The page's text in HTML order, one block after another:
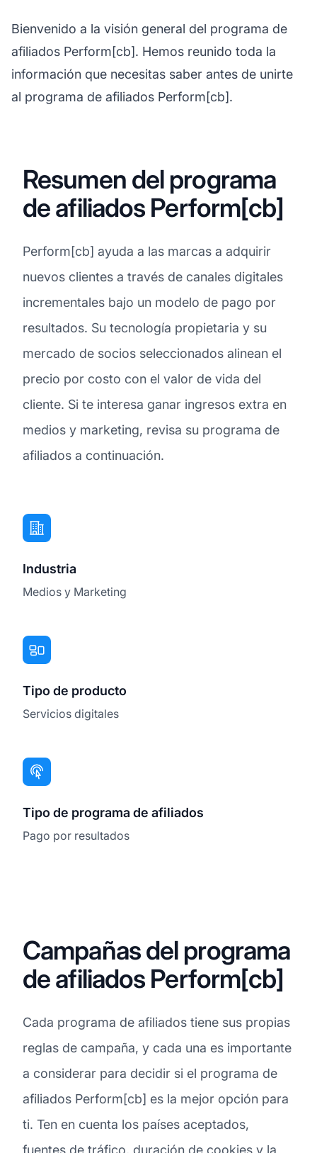
Bienvenido a la visión general del programa de
afiliados Perform[cb]. Hemos reunido toda la
información que necesitas saber antes de unirte
al programa de afiliados Perform[cb].
Resumen del programa
de afiliados Perform[cb]
Perform[cb] ayuda a las marcas a adquirir
nuevos clientes a través de canales digitales
incrementales bajo un modelo de pago por
resultados. Su tecnología propietaria y su
mercado de socios seleccionados alinean el
precio por costo con el valor de vida del
cliente. Si te interesa ganar ingresos extra en
medios y marketing, revisa su programa de
afiliados a continuación.
Industria
Medios y Marketing
Tipo de producto
Servicios digitales
Tipo de programa de afiliados
Pago por resultados
Campañas del programa
de afiliados Perform[cb]
Cada programa de afiliados tiene sus propias
reglas de campaña, y cada una es importante
a considerar para decidir si el programa de
afiliados Perform[cb] es la mejor opción para
ti. Ten en cuenta los países aceptados,
fuentes de tráfico, duración de cookies y la